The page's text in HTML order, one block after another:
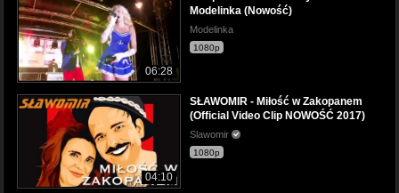
06:28
Modelinka (Nowość)
Modelinka
1080p
04:10
SŁAWOMIR - Miłość w Zakopanem
(Official Video Clip NOWOŚĆ 2017)
Slawomir
1080p